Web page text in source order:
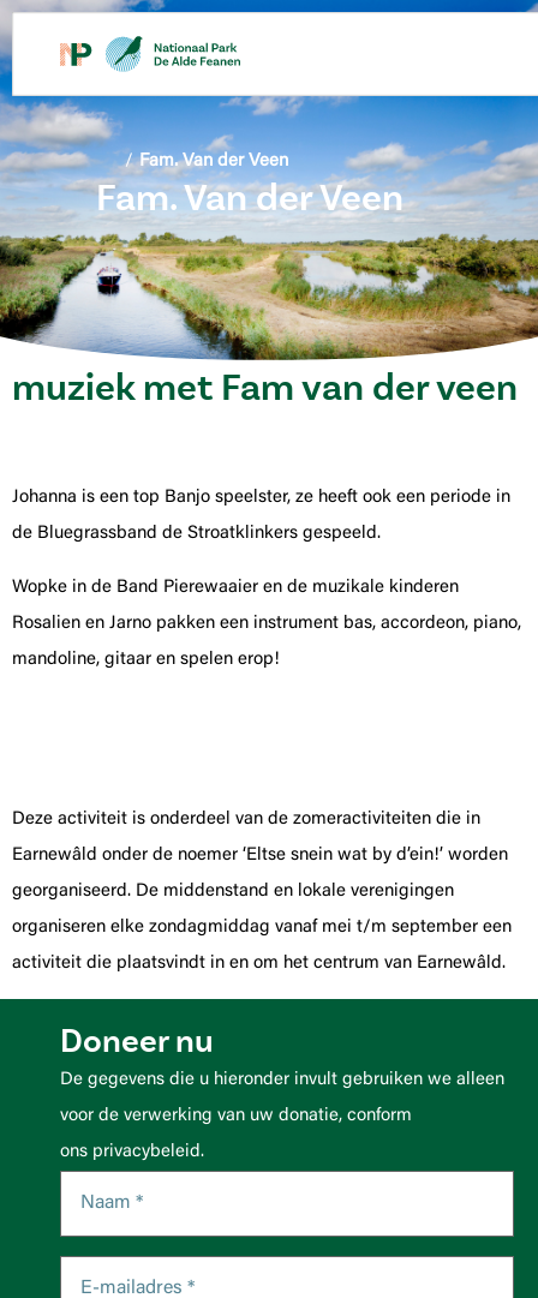
de
inhoud
/ Fam. Van der Veen
Fam. Van der Veen
muziek met Fam van der veen
Johanna is een top Banjo speelster, ze heeft ook een periode in
de Bluegrassband de Stroatklinkers gespeeld.
Wopke in de Band Pierewaaier en de muzikale kinderen
Rosalien en Jarno pakken een instrument bas, accordeon, piano,
mandoline, gitaar en spelen erop!
Deze activiteit is onderdeel van de zomeractiviteiten die in
Earnewâld onder de noemer ‘Eltse snein wat by d’ein!’ worden
georganiseerd. De middenstand en lokale verenigingen
organiseren elke zondagmiddag vanaf mei t/m september een
activiteit die plaatsvindt in en om het centrum van Earnewâld.
Doneer nu
De gegevens die u hieronder invult gebruiken we alleen
voor de verwerking van uw donatie, conform
ons privacybeleid.